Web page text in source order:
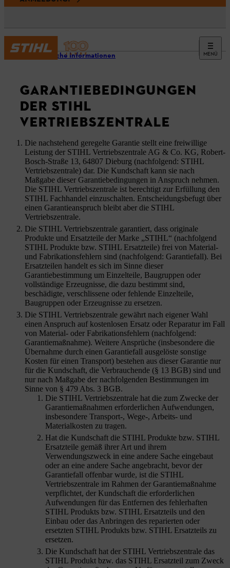
MENÜ
Rechtliche Informationen
GARANTIEBEDINGUNGEN
DER STIHL
VERTRIEBSZENTRALE
Die nachstehend geregelte Garantie stellt eine freiwillige
Leistung der STIHL Vertriebszentrale AG & Co. KG, Robert-
Bosch-Straße 13, 64807 Dieburg (nachfolgend: STIHL
Vertriebszentrale) dar. Die Kundschaft kann sie nach
Maßgabe dieser Garantiebedingungen in Anspruch nehmen.
Die STIHL Vertriebszentrale ist berechtigt zur Erfüllung den
STIHL Fachhandel einzuschalten. Entscheidungsbefugt über
einen Garantieanspruch bleibt aber die STIHL
Vertriebszentrale.
Die STIHL Vertriebszentrale garantiert, dass originale
Produkte und Ersatzteile der Marke „STIHL“ (nachfolgend
STIHL Produkte bzw. STIHL Ersatzteile) frei von Material-
und Fabrikationsfehlern sind (nachfolgend: Garantiefall). Bei
Ersatzteilen handelt es sich im Sinne dieser
Garantiebestimmung um Einzelteile, Baugruppen oder
vollständige Erzeugnisse, die dazu bestimmt sind,
beschädigte, verschlissene oder fehlende Einzelteile,
Baugruppen oder Erzeugnisse zu ersetzen.
Die STIHL Vertriebszentrale gewährt nach eigener Wahl
einen Anspruch auf kostenlosen Ersatz oder Reparatur im Fall
von Material- oder Fabrikationsfehlern (nachfolgend:
Garantiemaßnahme). Weitere Ansprüche (insbesondere die
Übernahme durch einen Garantiefall ausgelöste sonstige
Kosten für einen Transport) bestehen aus dieser Garantie nur
für die Kundschaft, die Verbrauchende (§ 13 BGB) sind und
nur nach Maßgabe der nachfolgenden Bestimmungen im
Sinne von § 479 Abs. 3 BGB.
Die STIHL Vertriebszentrale hat die zum Zwecke der
Garantiemaßnahmen erforderlichen Aufwendungen,
insbesondere Transport-, Wege-, Arbeits- und
Materialkosten zu tragen.
Hat die Kundschaft die STIHL Produkte bzw. STIHL
Ersatzteile gemäß ihrer Art und ihrem
Verwendungszweck in eine andere Sache eingebaut
oder an eine andere Sache angebracht, bevor der
Garantiefall offenbar wurde, ist die STIHL
Vertriebszentrale im Rahmen der Garantiemaßnahme
verpflichtet, der Kundschaft die erforderlichen
Aufwendungen für das Entfernen des fehlerhaften
STIHL Produkts bzw. STIHL Ersatzteils und den
Einbau oder das Anbringen des reparierten oder
ersetzten STIHL Produkts bzw. STIHL Ersatzteils zu
ersetzen.
Die Kundschaft hat der STIHL Vertriebszentrale das
STIHL Produkt bzw. das STIHL Ersatzteil zum Zweck